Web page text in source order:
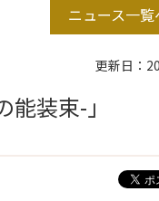
ニュース一覧
更新日：
装束-」